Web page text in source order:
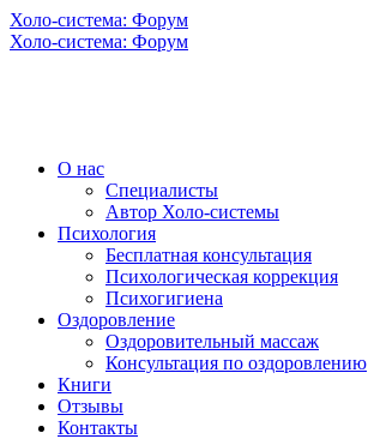
Холо-система: Форум
Холо-система: Форум
О нас
Специалисты
Автор Холо-системы
Психология
Бесплатная консультация
Психологическая коррекция
Психогигиена
Оздоровление
Оздоровительный массаж
Консультация по оздоровлению
Книги
Отзывы
Контакты